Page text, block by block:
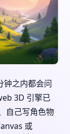
钟之内都会问
3D 引擎已
自己写角色物
或